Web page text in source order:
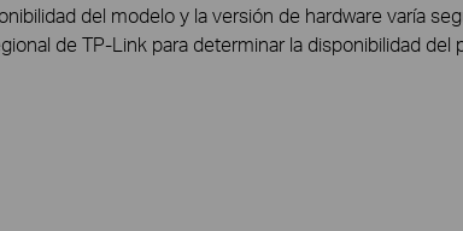
del modelo y la versión de hardware varía
de TP-Link para determinar la disponibilidad del